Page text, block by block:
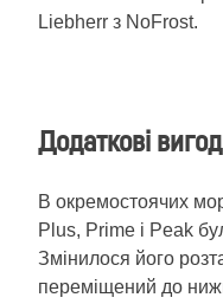
Liebherr з NoFrost.
Додаткові
В окремостоячих
Plus, Prime і Peak
Змінилося його
переміщений до